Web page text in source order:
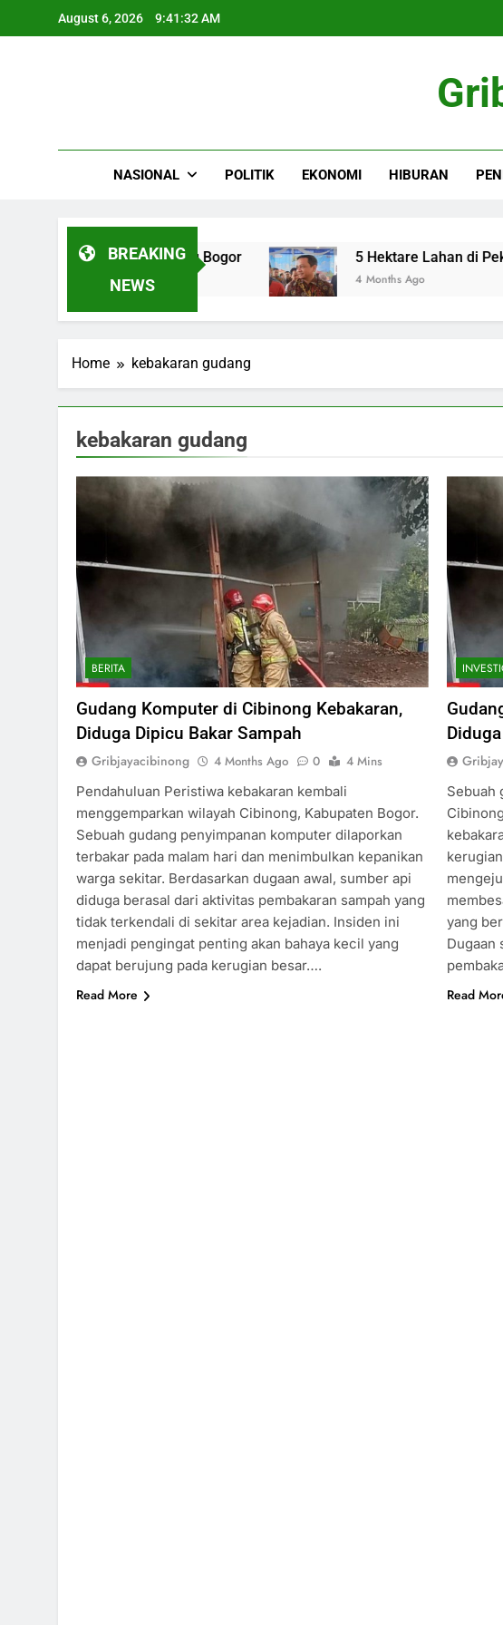
August 6, 2026 9:41:32 AM
NASIONAL POLITIK EKONOMI HIBURAN
BREAKING
NEWS
Banteng di Cibinong Bogor 5 Hektare Lahan di
4 Months Ago
Home kebakaran gudang
kebakaran gudang
BERITA
Gudang Komputer di Cibinong Kebakaran,
Diduga Dipicu Bakar Sampah
Gribjayacibinong 4 Months Ago 0
4 Mins
Pendahuluan Peristiwa kebakaran kembali
menggemparkan wilayah Cibinong, Kabupaten Bogor.
Sebuah gudang penyimpanan komputer dilaporkan
terbakar pada malam hari dan menimbulkan kepanikan
warga sekitar. Berdasarkan dugaan awal, sumber api
diduga berasal dari aktivitas pembakaran sampah yang
tidak terkendali di sekitar area kejadian. Insiden ini
menjadi pengingat penting akan bahaya kecil yang
dapat berujung pada kerugian besar….
Read More
Sebuah
yang
Dugaan
Read